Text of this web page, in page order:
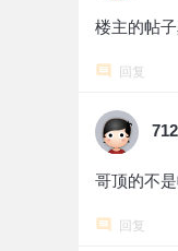
楼主的帖
回复
哥顶的不
回复